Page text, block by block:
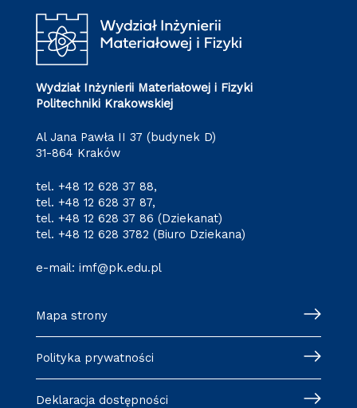
Wydział Inżynierii Materiałowej i Fizyki
Politechniki Krakowskiej
Al Jana Pawła II 37 (budynek D)
31-864 Kraków
tel. +48 12 628 37 88,
tel. +48 12 628 37 87,
tel. +48 12 628 37 86 (Dziekanat)
tel. +48 12 628 3782 (Biuro Dziekana)
e-mail: imf@pk.edu.pl
Mapa strony
Polityka prywatności
Deklaracja dostępności